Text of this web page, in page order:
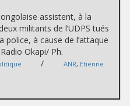
assistent, à la
militants de l’UDPS tués
police, à cause de l’attaque
Okapi/ Ph.
/ ANR, Etienne